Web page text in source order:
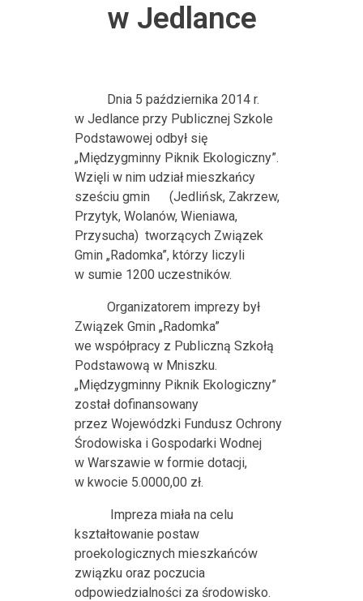
w Jedlance
Dnia 5 października 2014 r.
w Jedlance przy Publicznej Szkole
Podstawowej odbył się
„Międzygminny Piknik Ekologiczny”.
Wzięli w nim udział mieszkańcy
sześciu gmin
(Jedlińsk, Zakrzew,
Przytyk, Wolanów, Wieniawa,
Przysucha) tworzących Związek
Gmin „Radomka”, którzy liczyli
w sumie 1200 uczestników.
Organizatorem imprezy był
Związek Gmin „Radomka”
we współpracy z Publiczną Szkołą
Podstawową w Mniszku.
„Międzygminny Piknik Ekologiczny”
został dofinansowany
przez Wojewódzki Fundusz Ochrony
Środowiska i Gospodarki Wodnej
w Warszawie w formie dotacji,
w kwocie 5.0000,00 zł.
Impreza miała na celu
kształtowanie postaw
proekologicznych mieszkańców
związku oraz poczucia
odpowiedzialności za środowisko.